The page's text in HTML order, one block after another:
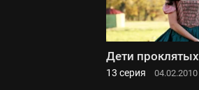
Дети проклятых
13 серия 04.02.2010